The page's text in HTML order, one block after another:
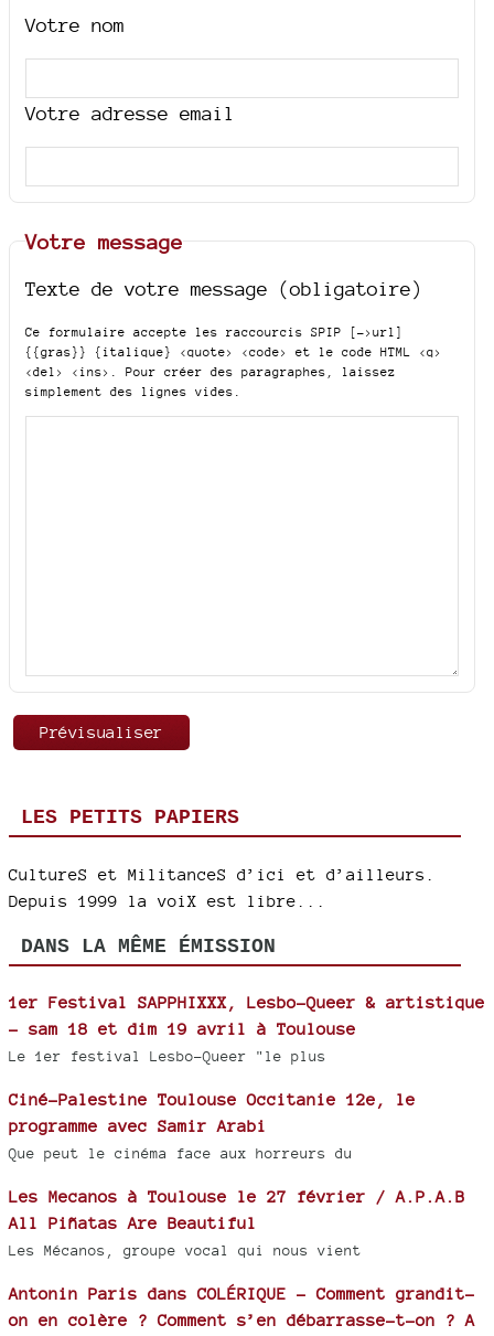
Votre nom
Votre adresse email
Votre message
Texte de votre message (obligatoire)
Ce formulaire accepte les raccourcis SPIP
[->url]
{{gras}} {italique} <quote> <code>
et le code HTML <q>
<del> <ins> . Pour créer des paragraphes, laissez
simplement des lignes vides.
LES PETITS PAPIERS
CultureS et MilitanceS d’ici et d’ailleurs.
Depuis 1999 la voiX est libre...
DANS LA MÊME ÉMISSION
1er Festival SAPPHIXXX, Lesbo-Queer & artistique
- sam 18 et dim 19 avril à Toulouse
Le 1er festival Lesbo-Queer "le plus
Ciné-Palestine Toulouse Occitanie 12e, le
programme avec Samir Arabi
Que peut le cinéma face aux horreurs du
Les Mecanos à Toulouse le 27 février / A.P.A.B
All Piñatas Are Beautiful
Les Mécanos, groupe vocal qui nous vient
Antonin Paris dans COLÉRIQUE - Comment grandit-
on en colère ? Comment s’en débarrasse-t-on ? A